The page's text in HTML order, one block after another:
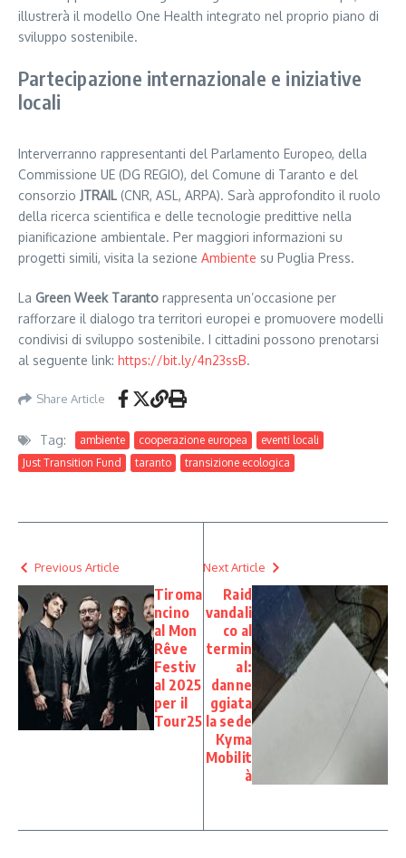
illustrerà il modello One Health integrato nel proprio piano di
sviluppo sostenibile.
Partecipazione internazionale e iniziative
locali
Interverranno rappresentanti del Parlamento Europeo, della
Commissione UE (DG REGIO), del Comune di Taranto e del
consorzio JTRAIL (CNR, ASL, ARPA). Sarà approfondito il ruolo
della ricerca scientifica e delle tecnologie predittive nella
pianificazione ambientale. Per maggiori informazioni su
progetti simili, visita la sezione Ambiente su Puglia Press.
La Green Week Taranto rappresenta un’occasione per
rafforzare il dialogo tra territori europei e promuovere modelli
condivisi di sviluppo sostenibile. I cittadini possono prenotarsi
al seguente link: https://bit.ly/4n23ssB.
Share Article
Tag: ambiente cooperazione europea
eventi locali
Just Transition Fund
taranto transizione ecologica
Previous Article
Tiroma
ncino
al Mon
Rêve
Festiv
al 2025
per il
Tour25
Next Article
Raid
vandali
co al
termin
al:
danne
ggiata
la sede
Kyma
Mobilit
à